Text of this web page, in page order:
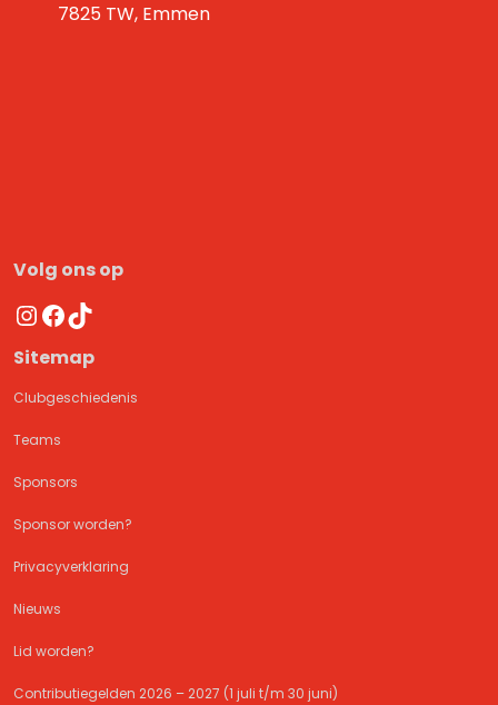
7825 TW, Emmen
Volg ons op
Instagram
Facebook
TikTok
Sitemap
Clubgeschiedenis
Teams
Sponsors
Sponsor worden?
Privacyverklaring
Nieuws
Lid worden?
Contributiegelden 2026 – 2027 (1 juli t/m 30 juni)